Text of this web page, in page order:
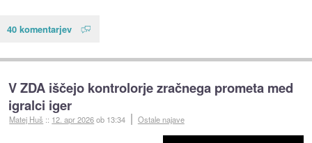
40 komentarjev
V ZDA iščejo kontrolorje zračnega prometa med
igralci iger
Matej Huš :: 12. apr 2026ob 13:34 Ostale najave